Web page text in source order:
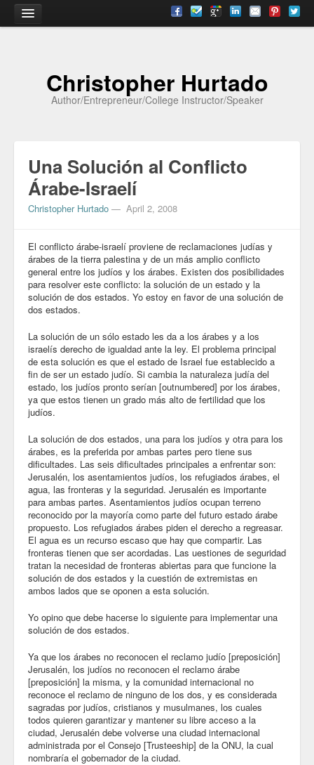
Contact
Academia
Books
CV
Papers
Community
Business
Keynotes
Seminars
Family
Personal
Poetry
Quotes
Reading
Resume
Tools
Christopher Hurtado
Author/Entrepreneur/College Instructor/Speaker
Una Solución al Conflicto
Árabe-Israelí
Christopher Hurtado — April 2, 2008
El conflicto árabe-israelí proviene de reclamaciones judías y
árabes de la tierra palestina y de un más amplio conflicto
general entre los judíos y los árabes. Existen dos posibilidades
para resolver este conflicto: la solución de un estado y la
solución de dos estados. Yo estoy en favor de una solución de
dos estados.
La solución de un sólo estado les da a los árabes y a los
israelís derecho de igualdad ante la ley. El problema principal
de esta solución es que el estado de Israel fue establecido a
fin de ser un estado judío. Si cambia la naturaleza judía del
estado, los judíos pronto serían [outnumbered] por los árabes,
ya que estos tienen un grado más alto de fertilidad que los
judíos.
La solución de dos estados, una para los judíos y otra para los
árabes, es la preferida por ambas partes pero tiene sus
dificultades. Las seis dificultades principales a enfrentar son:
Jerusalén, los asentamientos judíos, los refugiados árabes, el
agua, las fronteras y la seguridad. Jerusalén es importante
para ambas partes. Asentamientos judíos ocupan terreno
reconocido por la mayoría como parte del futuro estado árabe
propuesto. Los refugiados árabes piden el derecho a regreasar.
El agua es un recurso escaso que hay que compartir. Las
fronteras tienen que ser acordadas. Las uestiones de seguridad
tratan la necesidad de fronteras abiertas para que funcione la
solución de dos estados y la cuestión de extremistas en
ambos lados que se oponen a esta solución.
Yo opino que debe hacerse lo siguiente para implementar una
solución de dos estados.
Ya que los árabes no reconocen el reclamo judío [preposición]
Jerusalén, los judíos no reconocen el reclamo árabe
[preposición] la misma, y la comunidad internacional no
reconoce el reclamo de ninguno de los dos, y es considerada
sagradas por judíos, cristianos y musulmanes, los cuales
todos quieren garantizar y mantener su libre acceso a la
ciudad, Jerusalén debe volverse una ciudad internacional
administrada por el Consejo [Trusteeship] de la ONU, la cual
nombraría el gobernador de la ciudad.